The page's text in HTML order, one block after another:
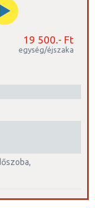
19 500.- Ft
egység/éjszaka